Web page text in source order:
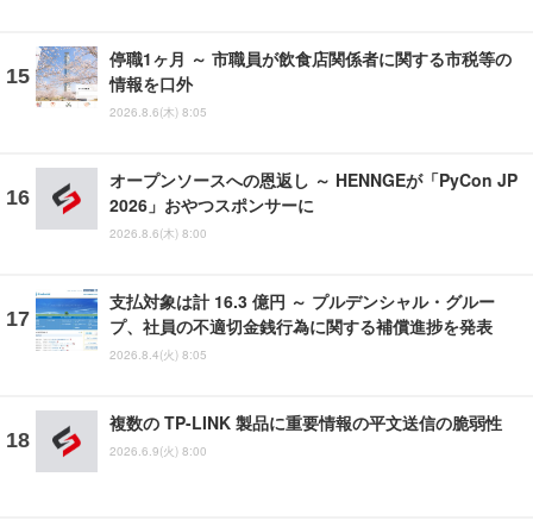
停職1ヶ月 ～ 市職員が飲食店関係者に関する市税等の
情報を口外
2026.8.6(木) 8:05
オープンソースへの恩返し ～ HENNGEが「PyCon JP
2026」おやつスポンサーに
2026.8.6(木) 8:00
支払対象は計 16.3 億円 ～ プルデンシャル・グルー
プ、社員の不適切金銭行為に関する補償進捗を発表
2026.8.4(火) 8:05
複数の TP-LINK 製品に重要情報の平文送信の脆弱性
2026.6.9(火) 8:00